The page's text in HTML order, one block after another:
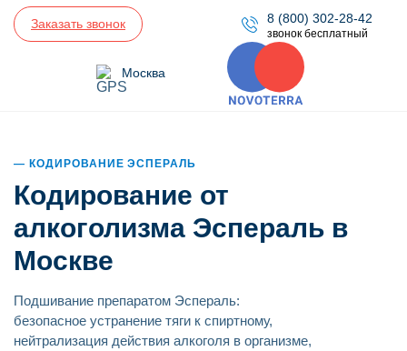
8 (800) 302-28-42
звонок бесплатный
Заказать звонок
Москва
КОДИРОВАНИЕ ЭСПЕРАЛЬ
Кодирование от
алкоголизма Эспераль в
Москве
Подшивание препаратом Эспераль:
безопасное устранение тяги к спиртному,
нейтрализация действия алкоголя в организме,